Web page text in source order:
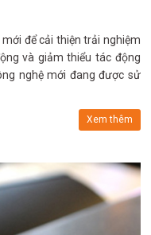
để cải thiện trải nghiệm
và giảm thiểu tác động
nghệ mới đang được sử
Xem thêm